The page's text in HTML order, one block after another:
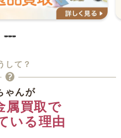
して？
ゃんが
属買取で
いる理由